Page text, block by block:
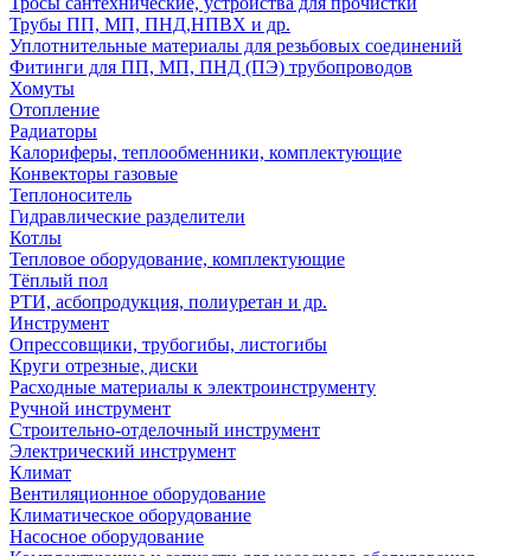
Трубы ПП, МП, ПНД,НПВХ и др.
Уплотнительные материалы для резьбовых соединений
Фитинги для ПП, МП, ПНД (ПЭ) трубопроводов
Хомуты
Отопление
Радиаторы
Калориферы, теплообменники, комплектующие
Конвекторы газовые
Теплоноситель
Гидравлические разделители
Котлы
Тепловое оборудование, комплектующие
Тёплый пол
РТИ, асбопродукция, полиуретан и др.
Инструмент
Опрессовщики, трубогибы, листогибы
Круги отрезные, диски
Расходные материалы к электроинструменту
Ручной инструмент
Строительно-отделочный инструмент
Электрический инструмент
Климат
Вентиляционное оборудование
Климатическое оборудование
Насосное оборудование